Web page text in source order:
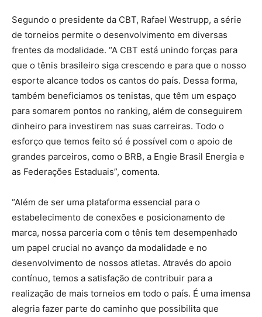
Segundo o presidente da CBT, Rafael Westrupp, a série
de torneios permite o desenvolvimento em diversas
frentes da modalidade. “A CBT está unindo forças para
que o tênis brasileiro siga crescendo e para que o nosso
esporte alcance todos os cantos do país. Dessa forma,
também beneficiamos os tenistas, que têm um espaço
para somarem pontos no ranking, além de conseguirem
dinheiro para investirem nas suas carreiras. Todo o
esforço que temos feito só é possível com o apoio de
grandes parceiros, como o BRB, a Engie Brasil Energia e
as Federações Estaduais”, comenta.
“Além de ser uma plataforma essencial para o
estabelecimento de conexões e posicionamento de
marca, nossa parceria com o tênis tem desempenhado
um papel crucial no avanço da modalidade e no
desenvolvimento de nossos atletas. Através do apoio
contínuo, temos a satisfação de contribuir para a
realização de mais torneios em todo o país. É uma imensa
alegria fazer parte do caminho que possibilita que